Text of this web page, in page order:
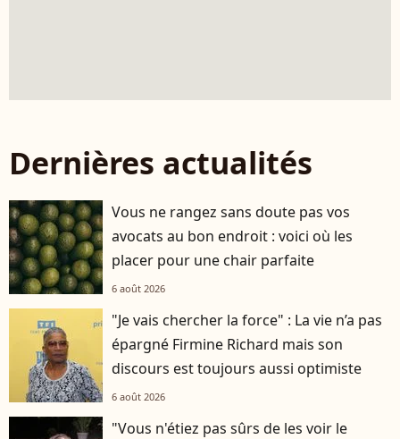
Dernières actualités
Vous ne rangez sans doute pas vos
avocats au bon endroit : voici où les
placer pour une chair parfaite
6 août 2026
"Je vais chercher la force" : La vie n’a pas
épargné Firmine Richard mais son
discours est toujours aussi optimiste
6 août 2026
"Vous n'étiez pas sûrs de les voir le